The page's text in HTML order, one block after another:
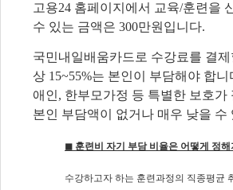
고용24 홈페이지에서 교육/훈련을
수 있는 금액은 300만원입니다.
국민내일배움카드로 수강료를 결
상 15~55%는 본인이 부담해야 합니
애인, 한부모가정 등 특별한 보호가
본인 부담액이 없거나 매우 낮을 수
◼ 훈련비 자기 부담 비율은 어떻게 정
수강하고자 하는 훈련과정의 직종평균